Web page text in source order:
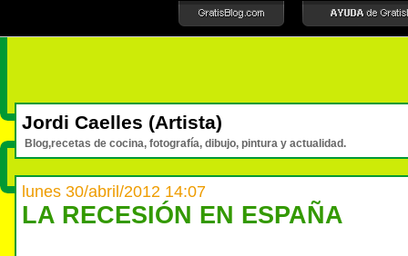
Jordi Caelles (Artista)
Blog,recetas de cocina, fotografía, dibujo, pintura y actualidad.
lunes 30/abril/2012 14:07
LA RECESIÓN EN ESPAÑA